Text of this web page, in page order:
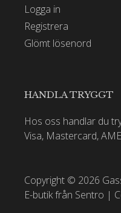
Logga in
Registrera
Glömt lösenord
HANDLA TRYGGT
Hos oss handlar du
Visa, Mastercard,
Copyright © 2026
E-butik från Sentro |